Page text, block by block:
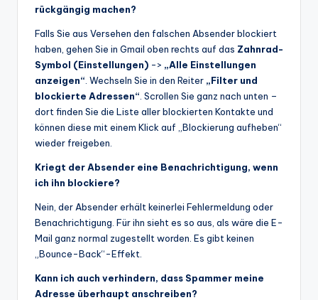
rückgängig machen?
Falls Sie aus Versehen den falschen Absender blockiert
haben, gehen Sie in Gmail oben rechts auf das Zahnrad-
Symbol (Einstellungen) -> „Alle Einstellungen
anzeigen“ . Wechseln Sie in den Reiter „Filter und
blockierte Adressen“ . Scrollen Sie ganz nach unten –
dort finden Sie die Liste aller blockierten Kontakte und
können diese mit einem Klick auf „Blockierung aufheben“
wieder freigeben.
Kriegt der Absender eine Benachrichtigung, wenn
ich ihn blockiere?
Nein, der Absender erhält keinerlei Fehlermeldung oder
Benachrichtigung. Für ihn sieht es so aus, als wäre die E-
Mail ganz normal zugestellt worden. Es gibt keinen
„Bounce-Back“-Effekt.
Kann ich auch verhindern, dass Spammer meine
Adresse überhaupt anschreiben?